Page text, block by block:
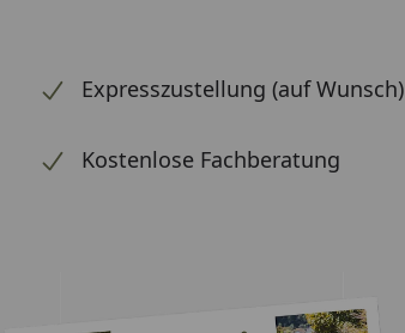
Expresszustellung (auf Wunsch)
Kostenlose Fachberatung